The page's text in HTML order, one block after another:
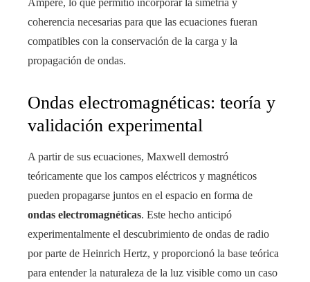
coherencia necesarias para que las ecuaciones fueran
compatibles con la conservación de la carga y la
propagación de ondas.
Ondas electromagnéticas: teoría y
validación experimental
A partir de sus ecuaciones, Maxwell demostró
teóricamente que los campos eléctricos y magnéticos
pueden propagarse juntos en el espacio en forma de
ondas electromagnéticas. Este hecho anticipó
experimentalmente el descubrimiento de ondas de radio
por parte de Heinrich Hertz, y proporcionó la base teórica
para entender la naturaleza de la luz visible como un caso